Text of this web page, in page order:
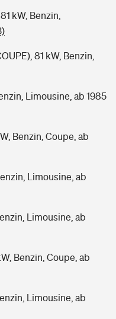
kW, Benzin,
81 kW, Benzin,
Limousine, ab 1985
Benzin, Coupe, ab
Limousine, ab
Limousine, ab
Benzin, Coupe, ab
Limousine, ab